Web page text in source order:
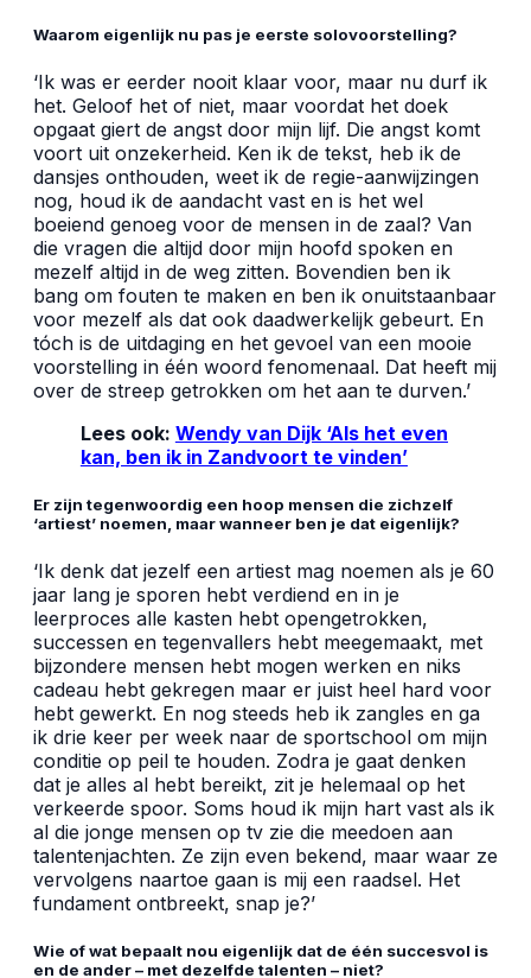
Waarom eigenlijk nu pas je eerste solovoorstelling?
‘Ik was er eerder nooit klaar voor, maar nu durf ik
het. Geloof het of niet, maar voordat het doek
opgaat giert de angst door mijn lijf. Die angst komt
voort uit onzekerheid. Ken ik de tekst, heb ik de
dansjes onthouden, weet ik de regie-aanwijzingen
nog, houd ik de aandacht vast en is het wel
boeiend genoeg voor de mensen in de zaal? Van
die vragen die altijd door mijn hoofd spoken en
mezelf altijd in de weg zitten. Bovendien ben ik
bang om fouten te maken en ben ik onuitstaanbaar
voor mezelf als dat ook daadwerkelijk gebeurt. En
tóch is de uitdaging en het gevoel van een mooie
voorstelling in één woord fenomenaal. Dat heeft mij
over de streep getrokken om het aan te durven.’
Lees ook: Wendy van Dijk ‘Als het even
kan, ben ik in Zandvoort te vinden’
Er zijn tegenwoordig een hoop mensen die zichzelf
‘artiest’ noemen, maar wanneer ben je dat eigenlijk?
‘Ik denk dat jezelf een artiest mag noemen als je 60
jaar lang je sporen hebt verdiend en in je
leerproces alle kasten hebt opengetrokken,
successen en tegenvallers hebt meegemaakt, met
bijzondere mensen hebt mogen werken en niks
cadeau hebt gekregen maar er juist heel hard voor
hebt gewerkt. En nog steeds heb ik zangles en ga
ik drie keer per week naar de sportschool om mijn
conditie op peil te houden. Zodra je gaat denken
dat je alles al hebt bereikt, zit je helemaal op het
verkeerde spoor. Soms houd ik mijn hart vast als ik
al die jonge mensen op tv zie die meedoen aan
talentenjachten. Ze zijn even bekend, maar waar ze
vervolgens naartoe gaan is mij een raadsel. Het
fundament ontbreekt, snap je?’
Wie of wat bepaalt nou eigenlijk dat de één succesvol is
en de ander – met dezelfde talenten – niet?